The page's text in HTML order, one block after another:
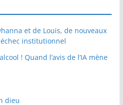
et de Louis, de nouveaux
institutionnel
! Quand l’avis de l’IA mène
dieu